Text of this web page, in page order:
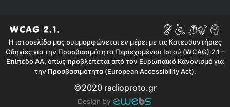
Η ιστοσελίδα μας συμμορφώνεται εν μέρει με τις Κατευθυντήριες
Οδηγίες για την Προσβασιμότητα Περιεχομένου Ιστού (WCAG) 2.1 –
Επίπεδο AA, όπως προβλέπεται από τον Ευρωπαϊκό Κανονισμό για
την Προσβασιμότητα (European Accessibility Act).
©2020 radioproto.gr